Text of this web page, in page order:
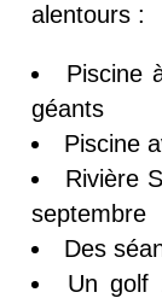
alentours :
Piscine
géants
Piscine
Rivière
septembre
Des
Un golf